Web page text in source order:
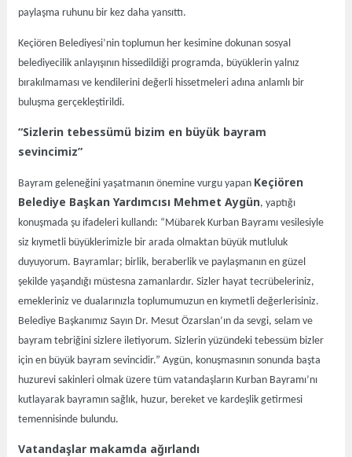
paylaşma ruhunu bir kez daha yansıttı.
Keçiören Belediyesi’nin toplumun her kesimine dokunan sosyal
belediyecilik anlayışının hissedildiği programda, büyüklerin yalnız
bırakılmaması ve kendilerini değerli hissetmeleri adına anlamlı bir
buluşma gerçekleştirildi.
“Sizlerin tebessümü bizim en büyük bayram
sevincimiz”
Bayram geleneğini yaşatmanın önemine vurgu yapan Keçiören
Belediye Başkan Yardımcısı Mehmet Aygün, yaptığı
konuşmada şu ifadeleri kullandı: “Mübarek Kurban Bayramı vesilesiyle
siz kıymetli büyüklerimizle bir arada olmaktan büyük mutluluk
duyuyorum. Bayramlar; birlik, beraberlik ve paylaşmanın en güzel
şekilde yaşandığı müstesna zamanlardır. Sizler hayat tecrübeleriniz,
emekleriniz ve dualarınızla toplumumuzun en kıymetli değerlerisiniz.
Belediye Başkanımız Sayın Dr. Mesut Özarslan’ın da sevgi, selam ve
bayram tebriğini sizlere iletiyorum. Sizlerin yüzündeki tebessüm bizler
için en büyük bayram sevincidir.” Aygün, konuşmasının sonunda başta
huzurevi sakinleri olmak üzere tüm vatandaşların Kurban Bayramı’nı
kutlayarak bayramın sağlık, huzur, bereket ve kardeşlik getirmesi
temennisinde bulundu.
Vatandaşlar makamda ağırlandı